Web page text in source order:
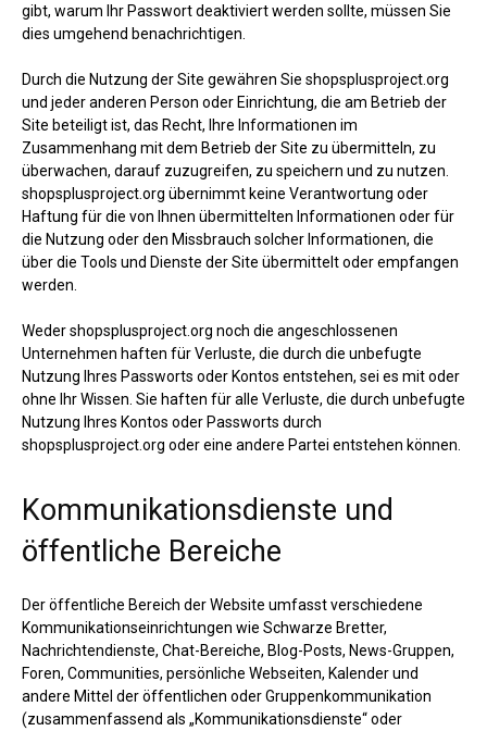
gibt, warum Ihr Passwort deaktiviert werden sollte, müssen Sie
dies umgehend benachrichtigen.
Durch die Nutzung der Site gewähren Sie shopsplusproject.org
und jeder anderen Person oder Einrichtung, die am Betrieb der
Site beteiligt ist, das Recht, Ihre Informationen im
Zusammenhang mit dem Betrieb der Site zu übermitteln, zu
überwachen, darauf zuzugreifen, zu speichern und zu nutzen.
shopsplusproject.org übernimmt keine Verantwortung oder
Haftung für die von Ihnen übermittelten Informationen oder für
die Nutzung oder den Missbrauch solcher Informationen, die
über die Tools und Dienste der Site übermittelt oder empfangen
werden.
Weder shopsplusproject.org noch die angeschlossenen
Unternehmen haften für Verluste, die durch die unbefugte
Nutzung Ihres Passworts oder Kontos entstehen, sei es mit oder
ohne Ihr Wissen. Sie haften für alle Verluste, die durch unbefugte
Nutzung Ihres Kontos oder Passworts durch
shopsplusproject.org oder eine andere Partei entstehen können.
Kommunikationsdienste und
öffentliche Bereiche
Der öffentliche Bereich der Website umfasst verschiedene
Kommunikationseinrichtungen wie Schwarze Bretter,
Nachrichtendienste, Chat-Bereiche, Blog-Posts, News-Gruppen,
Foren, Communities, persönliche Webseiten, Kalender und
andere Mittel der öffentlichen oder Gruppenkommunikation
(zusammenfassend als „Kommunikationsdienste“ oder